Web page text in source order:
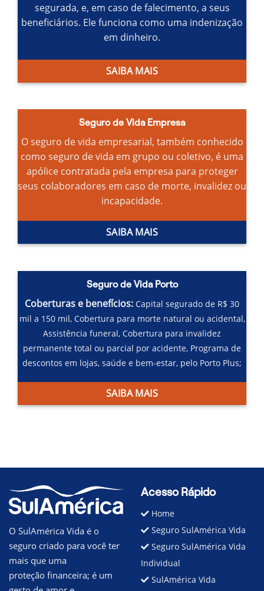
segurada, e, em caso de falecimento, a seus
beneficiários. Ele funciona como uma indenização
em dinheiro.
SAIBA MAIS
Seguro de Vida Empresa
O seguro de vida empresarial, também conhecido
como seguro de vida em grupo ou coletivo, é uma
apólice contratada pela empresa para proteger
seus colaboradores em caso de morte, invalidez ou
incapacidade.
SAIBA MAIS
Seguro de Vida Porto
Coberturas e benefícios: Capital segurado de R$ 30
mil a 150 mil, Cobertura para morte natural ou acidental,
Assistência funeral,Cobertura para invalidez
permanente total ou parcial por acidente, Programa de
descontos em lojas, saúde e bem-estar, pelo Porto Plus;
SAIBA MAIS
O SulAmérica Vida é o
seguro criado para você ter
mais que uma
proteção financeira; é um
Acesso Rápido
Home
Seguro SulAmérica Vida
Seguro SulAmérica Vida
Individual
SulAmérica Vida